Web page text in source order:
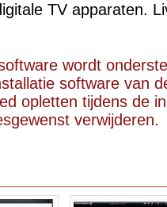
TV apparaten.
wordt
software van
opletten tijdens de
verwijderen.